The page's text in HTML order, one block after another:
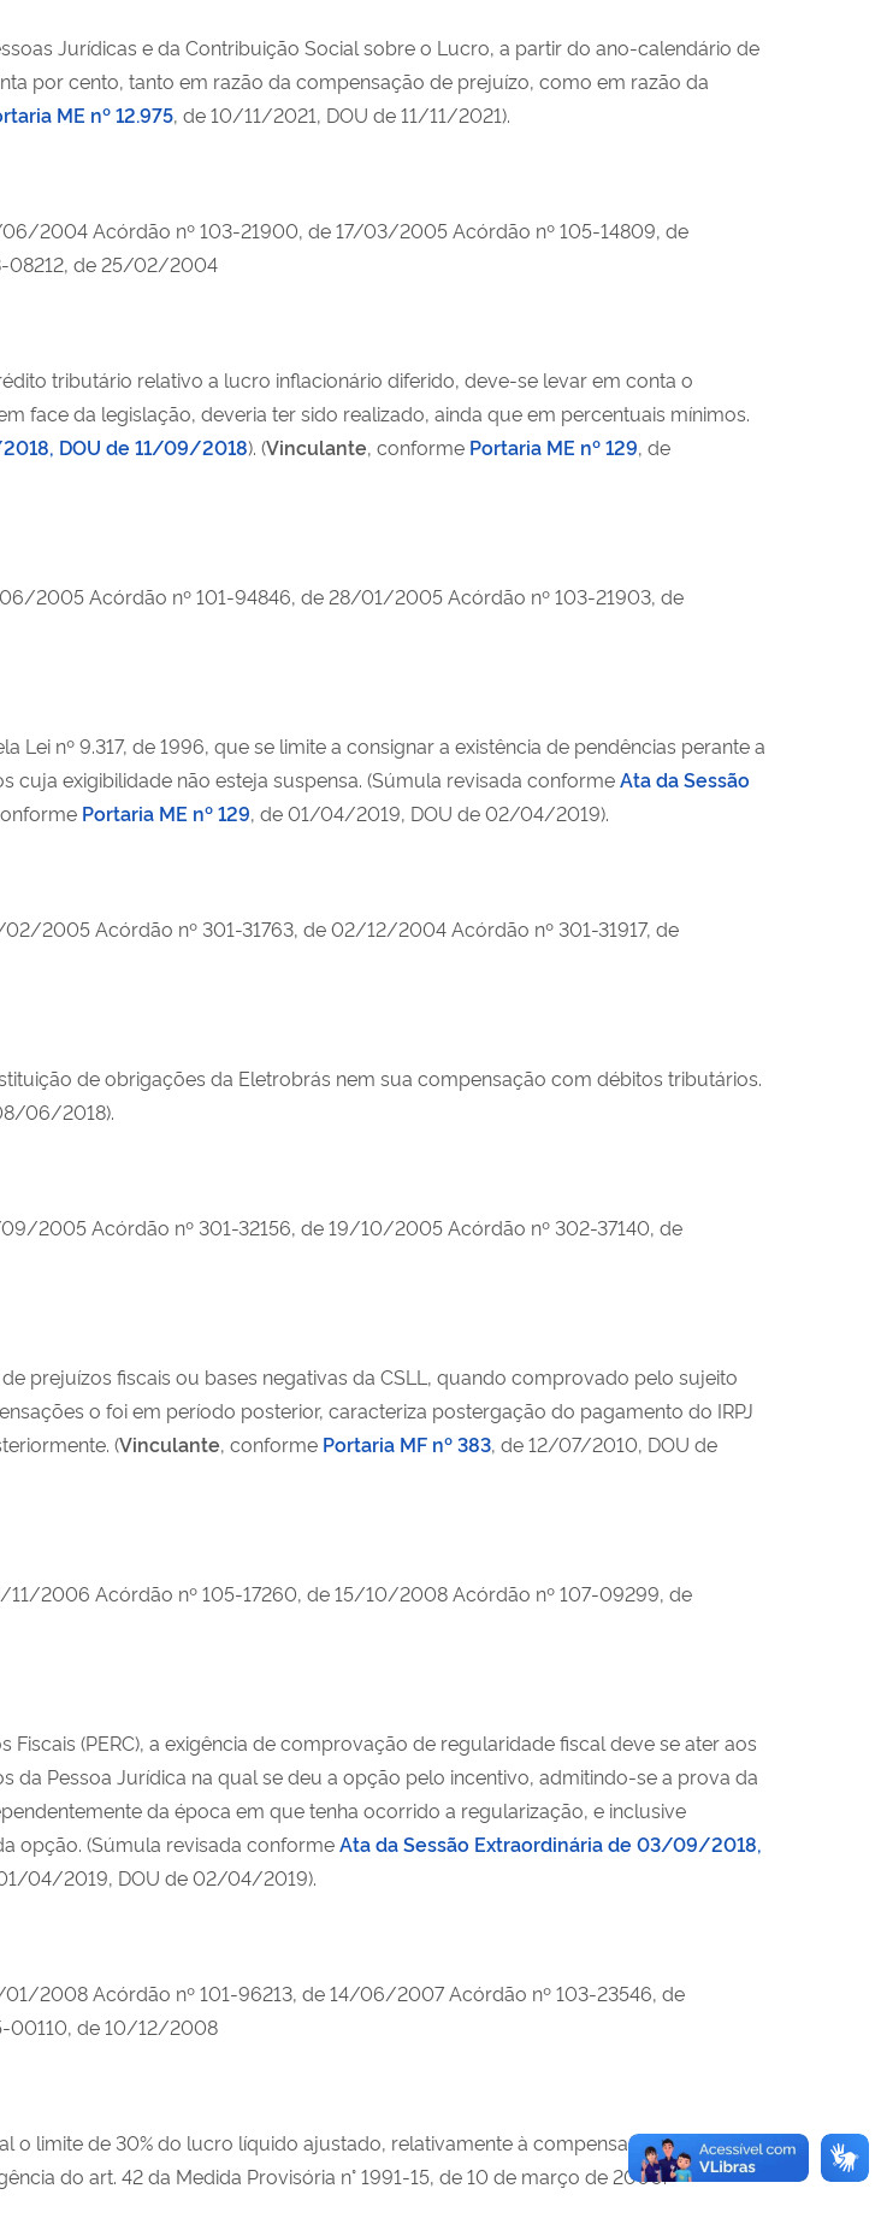
Jurídicas e da Contribuição Social sobre o Lucro, a partir do ano-calendário de
por cento, tanto em razão da compensação de prejuízo, como em razão da
ME nº 12.975, de 10/11/2021, DOU de 11/11/2021).
2004 Acórdão nº 103-21900, de 17/03/2005 Acórdão nº 105-14809, de
08212, de 25/02/2004
tributário relativo a lucro inflacionário diferido, deve-se levar em conta o
face da legislação, deveria ter sido realizado, ainda que em percentuais mínimos.
DOU de 11/09/2018). (Vinculante, conforme Portaria ME nº 129, de
2005 Acórdão nº 101-94846, de 28/01/2005 Acórdão nº 103-21903, de
nº 9.317, de 1996, que se limite a consignar a existência de pendências perante a
cuja exigibilidade não esteja suspensa. (Súmula revisada conformeAta da Sessão
Portaria ME nº 129, de 01/04/2019, DOU de 02/04/2019).
2005 Acórdão nº 301-31763, de 02/12/2004 Acórdão nº 301-31917, de
de obrigações da Eletrobrás nem sua compensação com débitos tributários.
06/2018).
2005 Acórdão nº 301-32156, de 19/10/2005 Acórdão nº 302-37140, de
prejuízos fiscais ou bases negativas da CSLL, quando comprovado pelo sujeito
o foi em período posterior, caracteriza postergação do pagamento do IRPJ
(Vinculante, conforme Portaria MF nº 383, de 12/07/2010, DOU de
2006 Acórdão nº 105-17260, de 15/10/2008 Acórdão nº 107-09299, de
(PERC), a exigência de comprovação de regularidade fiscal deve se ater aos
da Pessoa Jurídica na qual se deu a opção pelo incentivo, admitindo-se a prova da
da época em que tenha ocorrido a regularização, e inclusive
opção. (Súmula revisada conformeAta da Sessão Extraordinária de 03/09/2018,
04/2019, DOU de 02/04/2019).
2008 Acórdão nº 101-96213, de 14/06/2007 Acórdão nº 103-23546, de
00110, de 10/12/2008
limite de 30% do lucro líquido ajustado, relativamente à compensação da base de
do art. 42 da Medida Provisória n° 1991-15, de 10 de março de 2000.